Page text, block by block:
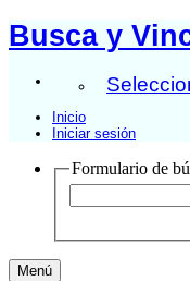
Busca y
Inicio
Iniciar sesión
Formulario de
Menú